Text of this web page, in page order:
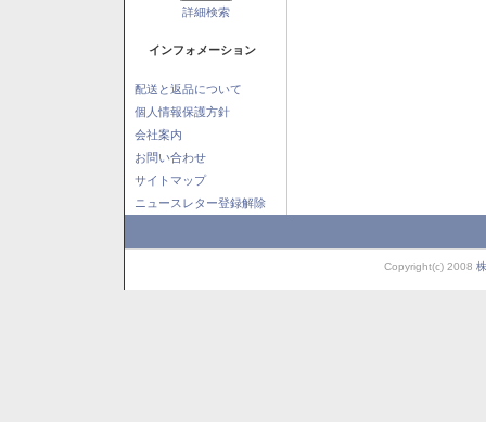
詳細検索
インフォメーション
配送と返品について
個人情報保護方針
会社案内
お問い合わせ
サイトマップ
ニュースレター登録解除
Copyright(c) 2008